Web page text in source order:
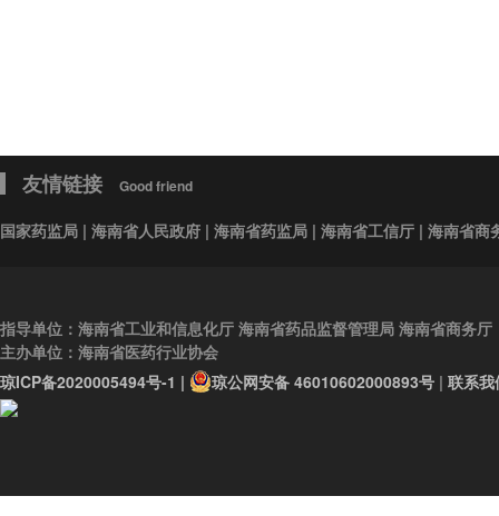
友情链接 Good friend
国家药监局 | 海南省人民政府 | 海南省药监局 | 海南省工信厅 | 海南省商
指导单位：海南省工业和信息化厅 海南省药品监督管理局 海南省商务厅
主办单位：海南省医药行业协会
琼ICP备2020005494号-1 |
琼公网安备 46010602000893号 | 联系我